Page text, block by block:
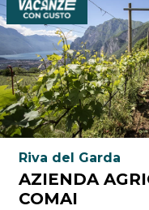
Località punto di
Riva del Garda
AZIENDA
COMAI